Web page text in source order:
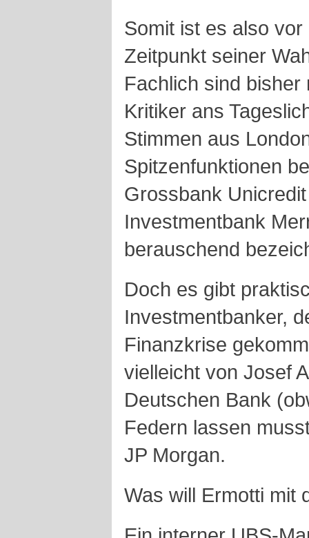
Somit ist es also
Zeitpunkt seiner
Fachlich sind bisher
Kritiker ans
Stimmen aus
Spitzenfunktionen
Grossbank
Investmentbank
berauschend
Doch es gibt
Investmentbanker,
Finanzkrise
vielleicht von Josef
Deutschen Bank
Federn lassen
JP Morgan.
Was will Ermotti mit